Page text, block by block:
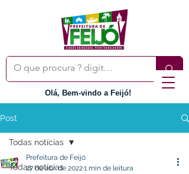
Olá, Bem-vindo a Feijó!
Post
Todas notícias
Todas notícias
Prefeitura de Feijó
27 de abr. de 20221 min de leitura